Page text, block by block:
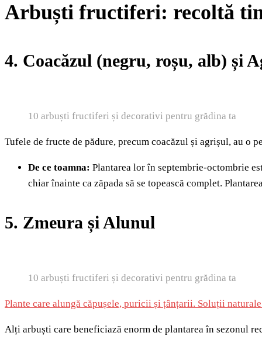
Arbuști fructiferi: recoltă
4. Coacăzul (negru, roșu, alb) și
10 arbuști fructiferi și decorativi pentru grădina ta
Tufele de fructe de pădure, precum coacăzul și agrișul, au o
De ce toamna: Plantarea lor în septembrie-octombrie
chiar înainte ca zăpada să se topească complet.
5. Zmeura și Alunul
10 arbuști fructiferi și decorativi pentru grădina ta
Plante care alungă căpușele, puricii și țânțarii. Soluții
Alți arbuști care beneficiază enorm de plantarea în sezonul